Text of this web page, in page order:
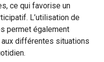
ce qui favorise un
L’utilisation de
permet également
différentes situations